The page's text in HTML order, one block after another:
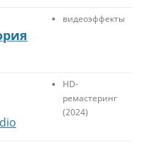
видеоэффекты
HD-
ремастеринг
(2024)